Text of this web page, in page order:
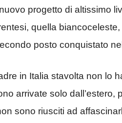
progetto di altissimo
quella
posto conquistato
in Italia stavolta non lo
arrivate solo dall’estero,
sono riusciti ad